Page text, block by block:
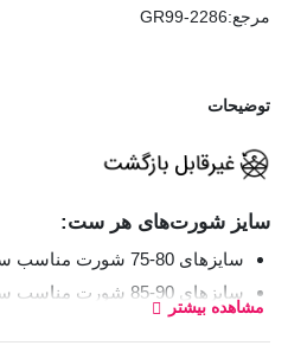
مرجع:GR99-2286
توضیحات
سایز شورت‌های هر ست:
سایزهای 80-75 شورت مناسب سایز 38
سایزهای 90-85 شورت مناسب سایز 40
مشخصات کلی:
مشاهده بیشتر